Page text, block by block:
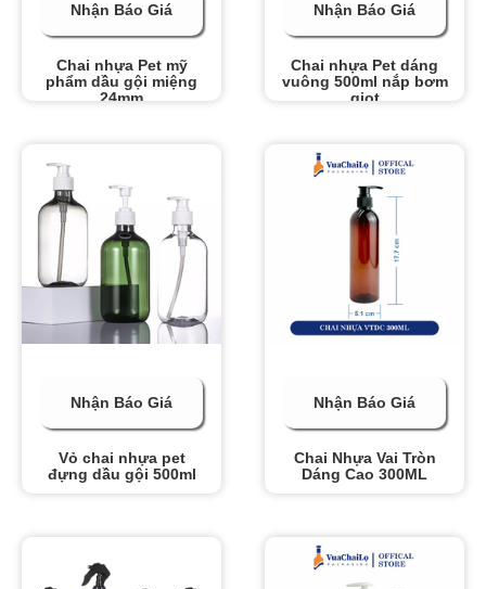
Nhận Báo Giá
Chai nhựa Pet mỹ
phẩm dầu gội miệng
24mm
Nhận Báo Giá
Chai nhựa Pet dáng
vuông 500ml nắp bơm
giọt
Nhận Báo Giá
Vỏ chai nhựa pet
đựng dầu gội 500ml
Nhận Báo Giá
Chai Nhựa Vai Tròn
Dáng Cao 300ML